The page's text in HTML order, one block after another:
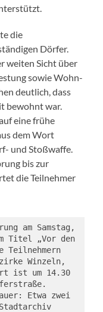
die
Dörfer.
weiten Sicht über
sowie Wohn-
deutlich, dass
bewohnt war.
eine frühe
dem Wort
und Stoßwaffe.
bis zur
die Teilnehmer
am Samstag,
Titel „Vor den
Winzeln,
ist um 14.30
Etwa zwei